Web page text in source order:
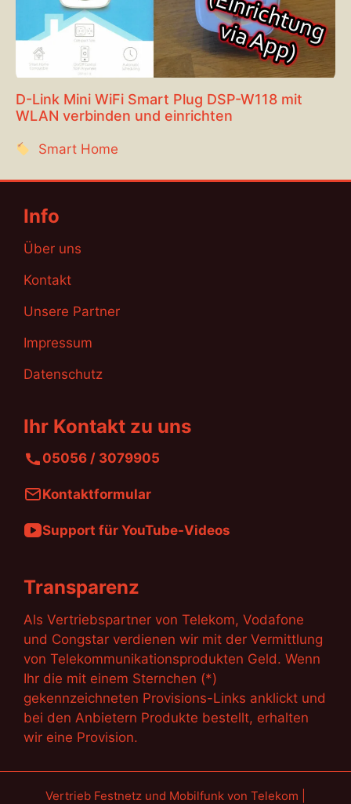
D-Link Mini WiFi Smart Plug DSP-W118 mit
WLAN verbinden und einrichten
Smart Home
Info
Über uns
Kontakt
Unsere Partner
Impressum
Datenschutz
Ihr Kontakt zu uns
05056 / 3079905
Kontaktformular
Support für YouTube-Videos
Transparenz
Als Vertriebspartner von Telekom, Vodafone
und Congstar verdienen wir mit der Vermittlung
von Telekommunikationsprodukten Geld. Wenn
Ihr die mit einem Sternchen (*)
gekennzeichneten Provisions-Links anklickt und
bei den Anbietern Produkte bestellt, erhalten
wir eine Provision.
Vertrieb Festnetz und Mobilfunk von Telekom |